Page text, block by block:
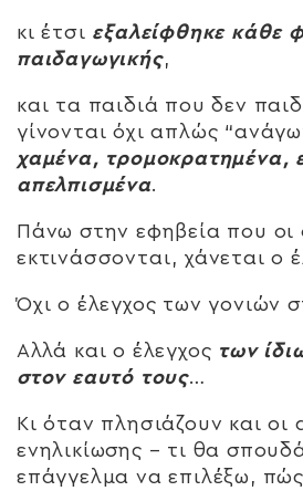
κι έτσι εξαλείφθηκε κάθε
παιδαγωγικής,
και τα παιδιά που δεν
γίνονται όχι απλώς
χαμένα, τρομοκρατημένα,
απελπισμένα.
Πάνω στην εφηβεία που οι
εκτινάσσονται, χάνεται ο
Όχι ο έλεγχος των γονιών
Αλλά και ο έλεγχος των
στον εαυτό τους…
Κι όταν πλησιάζουν και οι
ενηλικίωσης – τι θα
επάγγελμα να επιλέξω,